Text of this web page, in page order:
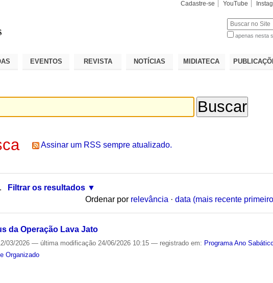
Cadastre-se YouTube
apenas nesta
EVENTOS REVISTA NOTÍCIAS MIDIATECA
Assinar um RSS sempre atualizado.
Filtrar os resultados
Ordenar por relevância · data (mais recente
da Operação Lava Jato
03/2026— última modificação 24/06/2026 10:15— registrado em: Programa Ano
Organizado